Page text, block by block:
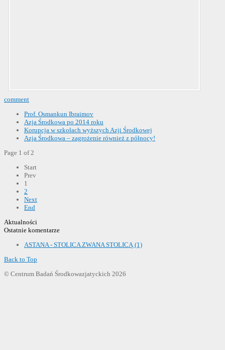
comment
Prof. Osmankun Ibraimov
Azja Środkowa po 2014 roku
Korupcja w szkołach wyższych Azji Środkowej
Azja Środkowa – zagrożenie również z północy!
Page 1 of 2
Start
Prev
1
2
Next
End
Aktualności
Ostatnie komentarze
ASTANA - STOLICA ZWANA STOLICĄ (1)
Back to Top
© Centrum Badań Środkowazjatyckich 2026